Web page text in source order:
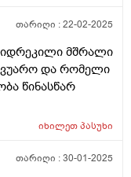
თარიღი :22-02-2025
მშრალი
და რომელი
წინასწარ
იხილეთპასუხი
თარიღი :30-01-2025